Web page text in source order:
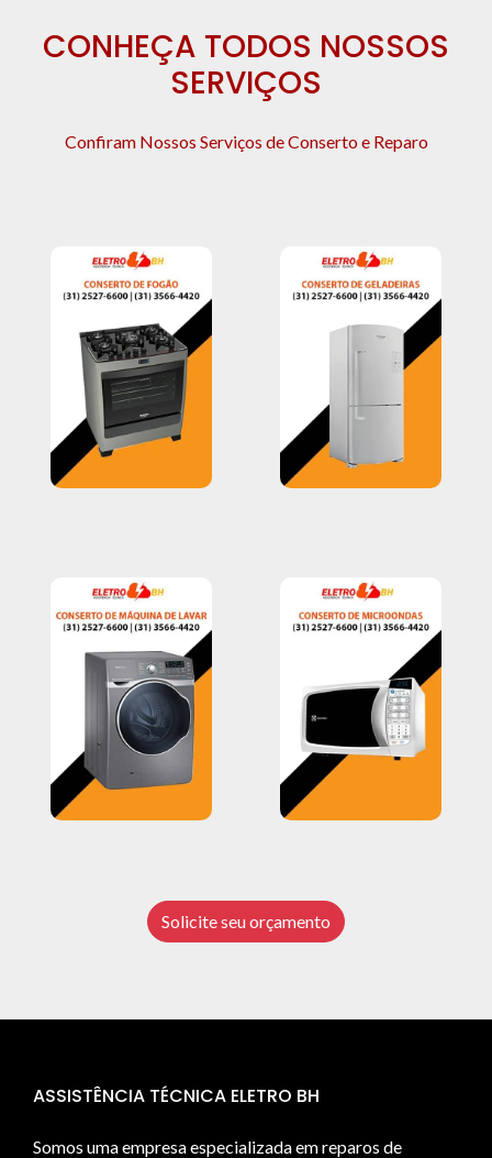
CONHEÇA TODOS NOSSOS
SERVIÇOS
Confiram Nossos Serviços de Conserto e Reparo
Solicite seu orçamento
ASSISTÊNCIA TÉCNICA ELETRO BH
Somos uma empresa especializada em reparos de